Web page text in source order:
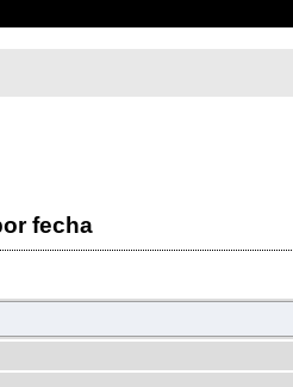
fecha